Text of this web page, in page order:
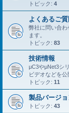
トピック: 4
よくあるご質
弊社に問い合
ます。
トピック: 83
技術情報
μC3やμNet3シ
ビデオなどを公
トピック: 11
製品バージ
トピック: 43